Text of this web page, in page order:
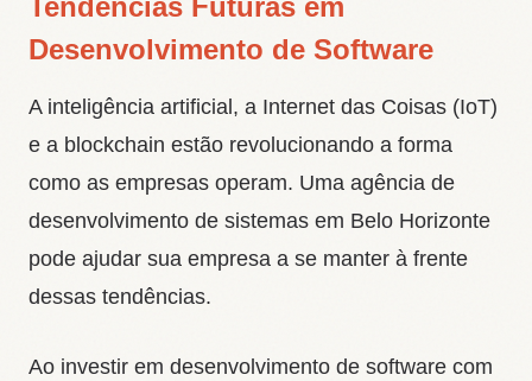
Desenvolvimento de Software
A inteligência artificial, a Internet das Coisas (IoT)
e a blockchain estão revolucionando a forma
como as empresas operam. Uma agência de
desenvolvimento de sistemas em Belo Horizonte
pode ajudar sua empresa a se manter à frente
dessas tendências.
Ao investir em desenvolvimento de software com